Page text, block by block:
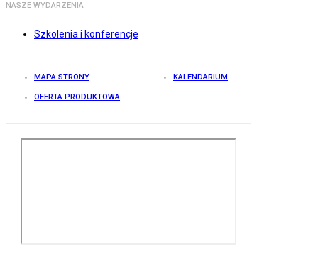
NASZE WYDARZENIA
Szkolenia i konferencje
MAPA STRONY KALENDARIUM
OFERTA PRODUKTOWA